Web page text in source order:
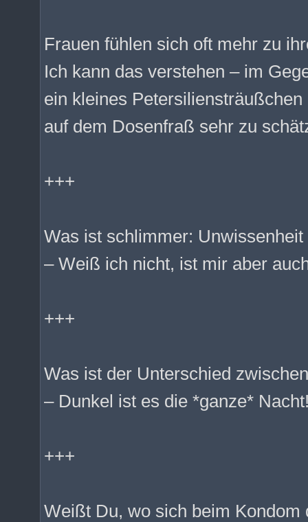
Frauen fühlen sich oft mehr zu
Ich kann das verstehen – im
ein kleines Petersiliensträußchen
auf dem Dosenfraß sehr zu
+++
Was ist schlimmer:
– Weiß ich nicht, ist mir aber
+++
Was ist der Unterschied
– Dunkel ist es die *ganze*
+++
Weißt Du, wo sich beim